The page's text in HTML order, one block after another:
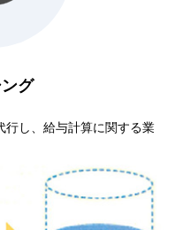
グ
行し、給与計算に関する業